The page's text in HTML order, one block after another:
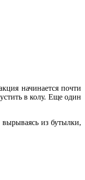
начинается почти
в колу. Еще один
вырываясь из бутылки,